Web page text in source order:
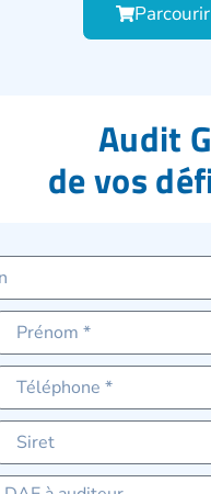
Audit
de vos